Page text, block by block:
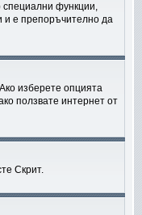
специални функции,
и е препоръчително да
изберете опцията
ползвате интернет от
Скрит.